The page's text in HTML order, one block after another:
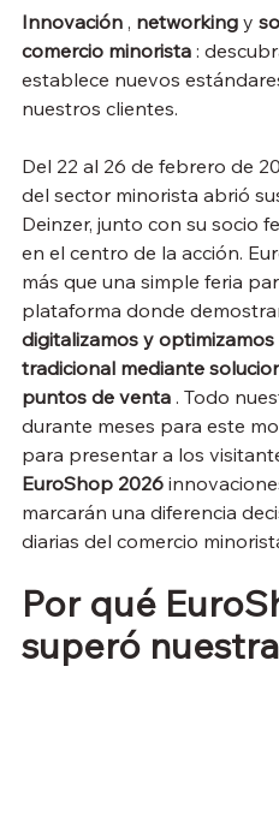
Innovación , networking y
comercio minorista :
establece nuevos
nuestros clientes.
Del 22 al 26 de febrero de
del sector minorista abrió
Deinzer, junto con su socio
en el centro de la acción.
más que una simple feria
plataforma donde
digitalizamos y
tradicional mediante
puntos de venta . Todo
durante meses para este
para presentar a los
EuroShop 2026
marcarán una diferencia
diarias del comercio
Por qué
superó